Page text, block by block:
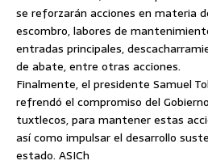
se reforzarán acciones en materia
escombro, labores de
entradas principales,
de abate, entre otras acciones.
Finalmente, el presidente Samuel
refrendó el compromiso del
tuxtlecos, para mantener estas
así como impulsar el desarrollo
estado. ASICh